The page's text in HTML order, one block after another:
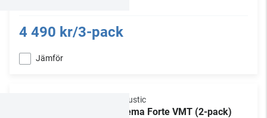
4 490 kr/3-pack
Jämför
Vicoustic
Cinema Forte VMT (2-pack)